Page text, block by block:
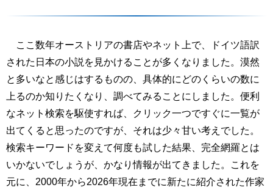
ここ数年オーストリアの書店やネット上で、ドイツ語訳
された日本の小説を見かけることが多くなりました。漠然
と多いなと感じはするものの、具体的にどのくらいの数に
上るのか知りたくなり、調べてみることにしました。便利
なネット検索を駆使すれば、クリック一つですぐに一覧が
出てくると思ったのですが、それは少々甘い考えでした。
検索キーワードを変えて何度も試した結果、完全網羅とは
いかないでしょうが、かなり情報が出てきました。これを
元に、2000年から2026年現在までに新たに紹介された作家